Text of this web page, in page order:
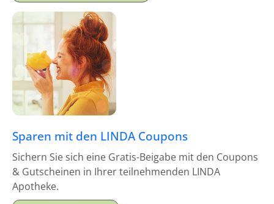
Sparen mit den LINDA Coupons
Sichern Sie sich eine Gratis-Beigabe mit den Coupons
& Gutscheinen in Ihrer teilnehmenden LINDA
Apotheke.